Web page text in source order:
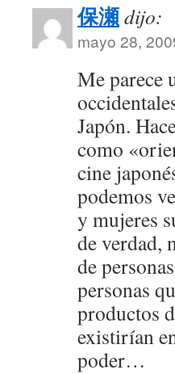
保瀬dijo:
mayo 28,
Me parece
Japón.
como
cine
podemos
y mujeres
de verdad,
de
personas
productos
existirían
poder…